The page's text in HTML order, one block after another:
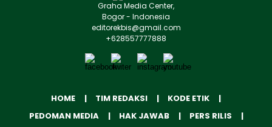
Graha Media Center,
Bogor - Indonesia
editorekbis@gmail.com
+628557777888
HOME TIM REDAKSI
KODE ETIK
PEDOMAN MEDIA
HAK JAWAB
PERS RILIS